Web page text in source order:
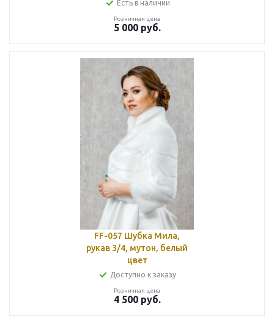
Есть в наличии
Розничная цена
5 000руб.
FF-057 Шубка Мила,
рукав 3/4, мутон, белый
цвет
Доступно к заказу
Розничная цена
4 500руб.